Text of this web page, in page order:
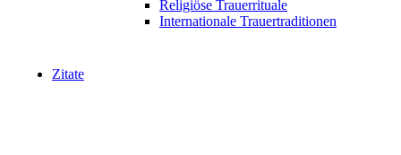
Religiöse Trauerrituale
Internationale Trauertraditionen
Zitate